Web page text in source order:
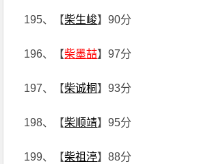
195、【柴生峻】90分
196、【柴墨喆】97分
197、【柴诚桐 】93分
198、【柴顺靖】95分
199、【柴祖渟】88分